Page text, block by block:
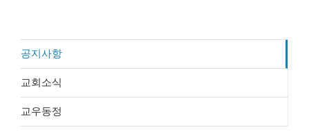
공지사항
교회소식
교우동정